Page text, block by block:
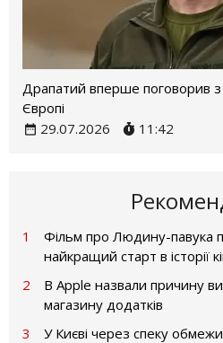
Драпатий вперше поговорив
Європі
29.07.2026
11:42
1
Фільм про Людину-павука
найкращий старт в історії
2
В Apple назвали причину
магазину додатків
3
У Києві через спеку